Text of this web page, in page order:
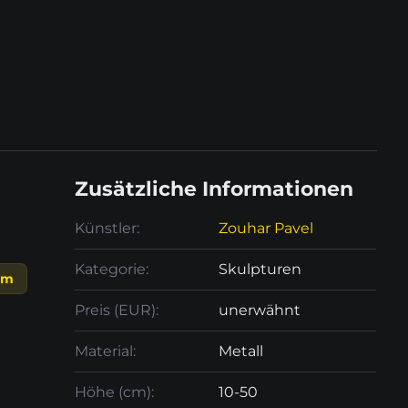
Zusätzliche Informationen
Künstler: Zouhar Pavel
Kategorie: Skulpturen
Preis (EUR): unerwähnt
Material: Metall
Höhe (cm): 10-50